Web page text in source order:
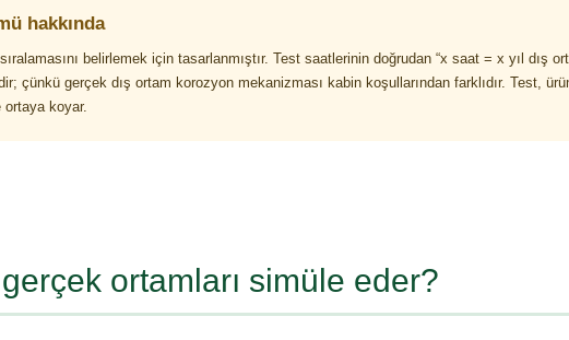
hakkında
belirlemek için tasarlanmıştır. Test saatlerinin doğrudan “x saat = x yıl dış
çünkü gerçek dış ortam korozyon mekanizması kabin koşullarından farklıdır. Test,
ortaya koyar.
ortamları simüle eder?